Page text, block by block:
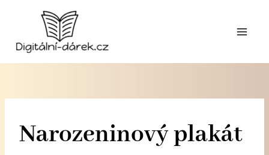
obsah
Narozeninový plakát